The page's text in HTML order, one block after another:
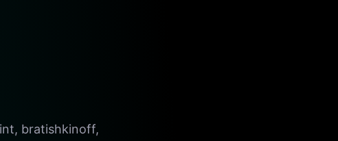
bratishkinoff,